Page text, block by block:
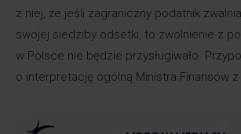
z niej, że jeśli zagraniczny podatnik
swojej siedziby odsetki, to zwolnienie z
w Polsce nie będzie przysługiwało.
o interpretację ogólną Ministra Finansów z